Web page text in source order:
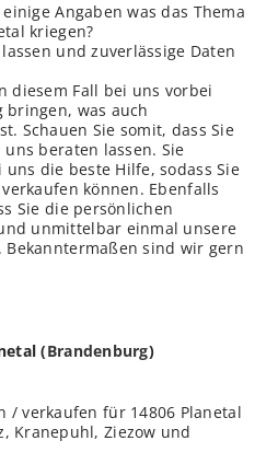
Angaben was das Thema
kriegen?
und zuverlässige Daten
diesem Fall bei uns vorbei
was auch
Schauen Sie somit, dass Sie
beraten lassen. Sie
die beste Hilfe, sodass Sie
können. Ebenfalls
Sie die persönlichen
unmittelbar einmal unsere
sind wir gern
(Brandenburg)
/ verkaufen für 14806 Planetal
Kranepuhl, Ziezow und